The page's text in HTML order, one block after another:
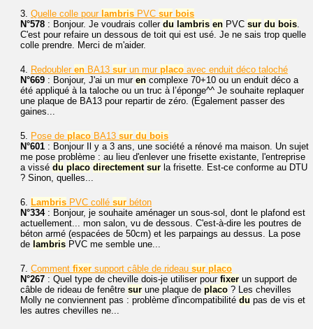
3. Quelle colle pour lambris PVC sur bois
N°578 : Bonjour. Je voudrais coller du lambris en PVC sur du bois.
C'est pour refaire un dessous de toit qui est usé. Je ne sais trop quelle
colle prendre. Merci de m'aider.
4. Redoubler en BA13 sur un mur placo avec enduit déco taloché
N°669 : Bonjour, J'ai un mur en complexe 70+10 ou un enduit déco a
été appliqué à la taloche ou un truc à l’éponge^^ Je souhaite replaquer
une plaque de BA13 pour repartir de zéro. (Également passer des
gaines...
5. Pose de placo BA13 sur du bois
N°601 : Bonjour Il y a 3 ans, une société a rénové ma maison. Un sujet
me pose problème : au lieu d'enlever une frisette existante, l'entreprise
a vissé du placo directement sur la frisette. Est-ce conforme au DTU
? Sinon, quelles...
6. Lambris PVC collé sur béton
N°334: Bonjour, je souhaite aménager un sous-sol, dont le plafond est
actuellement... mon salon, vu de dessous. C'est-à-dire les poutres de
béton armé (espacées de 50cm) et les parpaings au dessus. La pose
de lambris PVC me semble une...
7. Comment fixer support câble de rideau sur placo
N°267 : Quel type de cheville dois-je utiliser pour fixer un support de
câble de rideau de fenêtre sur une plaque de placo ? Les chevilles
Molly ne conviennent pas : problème d'incompatibilité du pas de vis et
les autres chevilles ne...